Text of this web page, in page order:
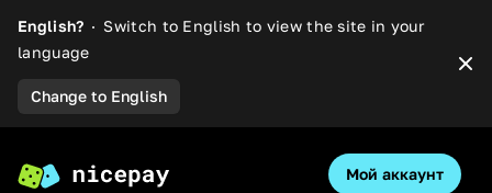
English?
Switch to English to view the site in your
language
Change to English
Мой аккаунт